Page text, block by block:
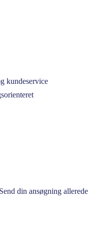
kundeservice
din ansøgning